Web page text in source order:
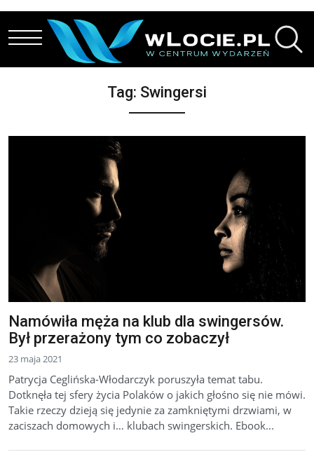
Przejdź do treści
Tag: Swingersi
Namówiła męża na klub dla swingersów.
Był przerażony tym co zobaczył
23 maja 2021
Patrycja Ceglińska-Włodarczyk poruszyła temat tabu.
Dotknęła tej sfery życia Polaków o jakich głośno się nie mówi.
Takie rzeczy dzieją się jedynie za zamkniętymi drzwiami, w
zaciszach domowych i… klubach swingerskich. Ebook...